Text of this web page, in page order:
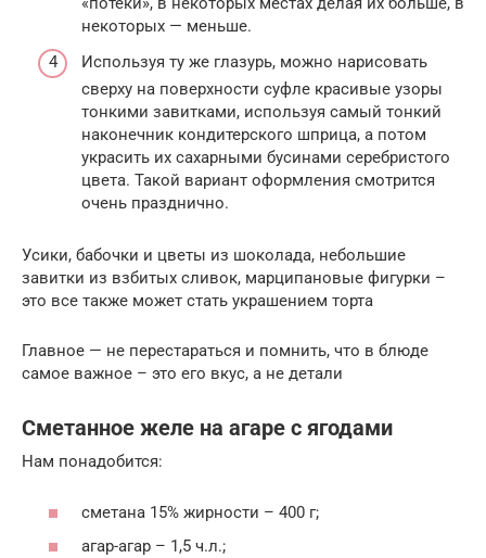
некоторых — меньше.
Используя ту же глазурь, можно нарисовать
сверху на поверхности суфле красивые узоры
тонкими завитками, используя самый тонкий
наконечник кондитерского шприца, а потом
украсить их сахарными бусинами серебристого
цвета. Такой вариант оформления смотрится
очень празднично.
Усики, бабочки и цветы из шоколада, небольшие
завитки из взбитых сливок, марципановые фигурки –
это все также может стать украшением торта
Главное — не перестараться и помнить, что в блюде
самое важное – это его вкус, а не детали
Сметанное желе на агаре с ягодами
Нам понадобится:
сметана 15% жирности – 400 г;
агар-агар – 1,5 ч.л.;